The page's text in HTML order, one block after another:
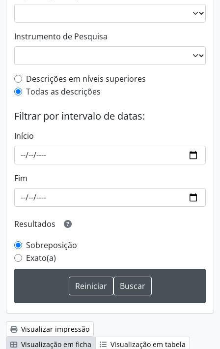
Instrumento de Pesquisa
Filtro de descrição de nível superior
Descrições em níveis superiores
Todas as descrições
Filtrar por intervalo de datas:
Início
Fim
Resultados
Sobreposição
Exato(a)
Visualizar impressão
Visualização em ficha
Visualização em tabela